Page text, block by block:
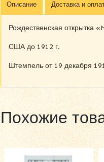
Описание Доставка и
Рождественская открытка
США до 1912 г.
Штемпель от 19 декабря
Похожие